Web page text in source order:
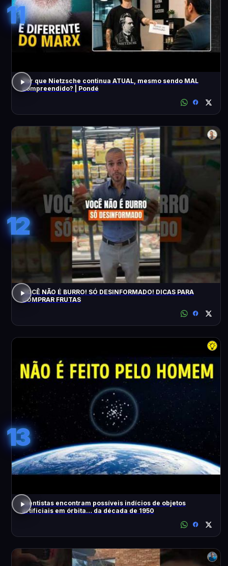
11
Por que Nietzsche continua ATUAL, mesmo sendo MAL
compreendido? | Pondé
12
VOCÊ NÃO É BURRO! SÓ DESINFORMADO! DICAS PARA
COMPRAR FRUTAS
13
Cientistas encontram possíveis indícios de objetos
artificiais em órbita… da década de 1950